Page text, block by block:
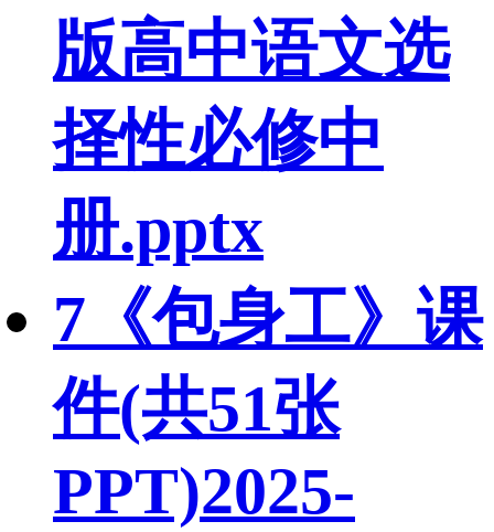
版高中语文选
择性必修中
册.pptx
7《包身工》课
件(共51张
PPT)2025-